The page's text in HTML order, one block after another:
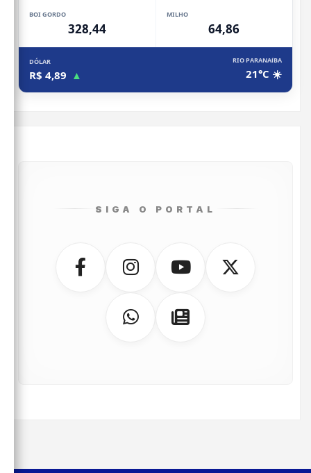
BOI GORDO
328,44
MILHO
64,86
DÓLAR
R$ 4,89 ▲
RIO PARANAíBA
21°C ☀️
SIGA O PORTAL